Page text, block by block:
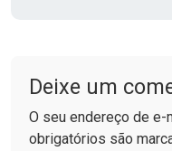
Deixe um
O seu endereço de e-
obrigatórios são